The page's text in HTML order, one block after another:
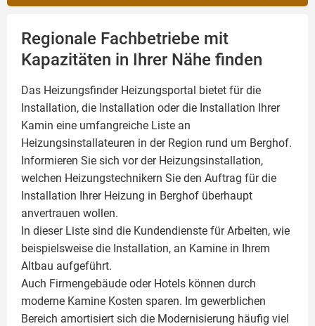
Regionale Fachbetriebe mit
Kapazitäten in Ihrer Nähe finden
Das Heizungsfinder Heizungsportal bietet für die
Installation, die Installation oder die Installation Ihrer
Kamin eine umfangreiche Liste an
Heizungsinstallateuren in der Region rund um Berghof.
Informieren Sie sich vor der Heizungsinstallation,
welchen Heizungstechnikern Sie den Auftrag für die
Installation Ihrer Heizung in Berghof überhaupt
anvertrauen wollen.
In dieser Liste sind die Kundendienste für Arbeiten, wie
beispielsweise die Installation, an Kamine in Ihrem
Altbau aufgeführt.
Auch Firmengebäude oder Hotels können durch
moderne Kamine Kosten sparen. Im gewerblichen
Bereich amortisiert sich die Modernisierung häufig viel